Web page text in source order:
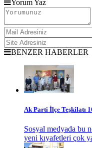
Yorum Yaz
BENZER HABERLER
Ak Parti İlçe Teşkilatı
Sosyal medyada bu
yeni kıyafetleri çok